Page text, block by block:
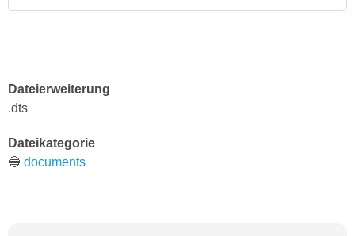
Dateierweiterung
.dts
Dateikategorie
🔵 documents